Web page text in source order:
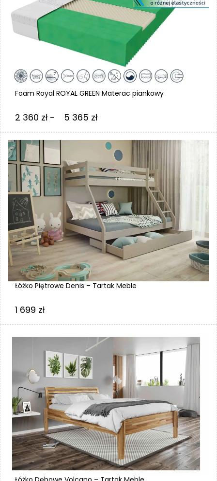
Foam Royal ROYAL GREEN Materac piankowy
2 360 zł – 5 365 złZakres
od
360 zł
do
5
365 zł
Łóżko Piętrowe Denis – Tartak Meble
1 699 zł